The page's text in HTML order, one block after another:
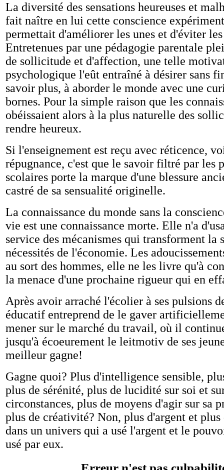
La diversité des sensations heureuses et
fait naître en lui cette conscience
permettait d'améliorer les unes et d'éviter
Entretenues par une pédagogie parentale
de sollicitude et d'affection, une telle
psychologique l'eût entraîné à désirer sans
savoir plus, à aborder le monde avec une
bornes. Pour la simple raison que les
obéissaient alors à la plus naturelle des
rendre heureux.
Si l'enseignement est reçu avec réticence,
répugnance, c'est que le savoir filtré par les
scolaires porte la marque d'une blessure
castré de sa sensualité originelle.
La connaissance du monde sans la
vie est une connaissance morte. Elle n'a
service des mécanismes qui transforment la
nécessités de l'économie. Les
au sort des hommes, elle ne les livre qu'à
la menace d'une prochaine rigueur qui en
Après avoir arraché l'écolier à ses pulsions
éducatif entreprend de le gaver
mener sur le marché du travail, où il
jusqu'à écoeurement le leitmotiv de ses
meilleur gagne!
Gagne quoi? Plus d'intelligence sensible,
plus de sérénité, plus de lucidité sur soi et
circonstances, plus de moyens d'agir sur sa
plus de créativité? Non, plus d'argent et
dans un univers qui a usé l'argent et le
usé par eux.